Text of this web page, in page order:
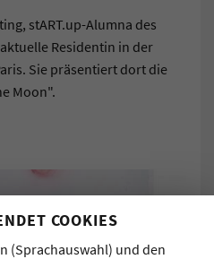
COOKIES
(Sprachauswahl) und den
stART.up-Alumna des
Residentin in der
Sie präsentiert dort die
Moon".